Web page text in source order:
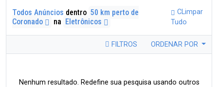
Todos Anúncios dentro 50 km perto de
Coronado
na Eletrônicos
CLimpar
Tudo
FILTROS ORDENAR POR
Nenhum resultado. Redefine sua pesquisa usando outros